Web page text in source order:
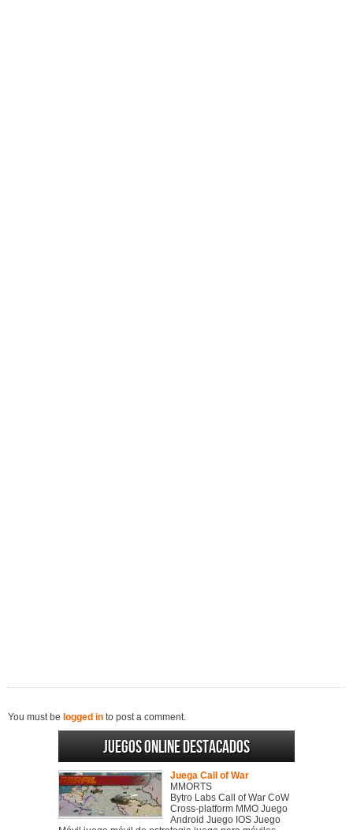
You must be logged in to post a comment.
Juegos online destacados
Juega Call of War
MMORTS
Bytro Labs Call of War CoW
Cross-platform MMO Juego
Android Juego IOS Juego